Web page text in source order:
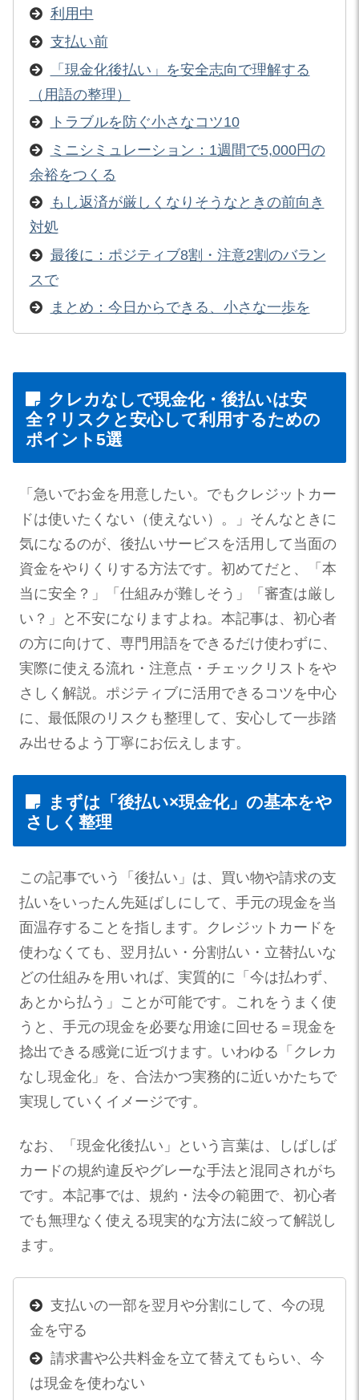
利用中
支払い前
「現金化後払い」を安全志向で理解する
（用語の整理）
トラブルを防ぐ小さなコツ10
ミニシミュレーション：1週間で5,000円の
余裕をつくる
もし返済が厳しくなりそうなときの前向き
対処
最後に：ポジティブ8割・注意2割のバラン
スで
まとめ：今日からできる、小さな一歩を
クレカなしで現金化・後払いは安
全？リスクと安心して利用するための
ポイント5選
「急いでお金を用意したい。でもクレジットカー
ドは使いたくない（使えない）。」そんなときに
気になるのが、後払いサービスを活用して当面の
資金をやりくりする方法です。初めてだと、「本
当に安全？」「仕組みが難しそう」「審査は厳し
い？」と不安になりますよね。本記事は、初心者
の方に向けて、専門用語をできるだけ使わずに、
実際に使える流れ・注意点・チェックリストをや
さしく解説。ポジティブに活用できるコツを中心
に、最低限のリスクも整理して、安心して一歩踏
み出せるよう丁寧にお伝えします。
まずは「後払い×現金化」の基本をや
さしく整理
この記事でいう「後払い」は、買い物や請求の支
払いをいったん先延ばしにして、手元の現金を当
面温存することを指します。クレジットカードを
使わなくても、翌月払い・分割払い・立替払いな
どの仕組みを用いれば、実質的に「今は払わず、
あとから払う」ことが可能です。これをうまく使
うと、手元の現金を必要な用途に回せる＝現金を
捻出できる感覚に近づけます。いわゆる「クレカ
なし現金化」を、合法かつ実務的に近いかたちで
実現していくイメージです。
なお、「現金化後払い」という言葉は、しばしば
カードの規約違反やグレーな手法と混同されがち
です。本記事では、規約・法令の範囲で、初心者
でも無理なく使える現実的な方法に絞って解説し
ます。
支払いの一部を翌月や分割にして、今の現
金を守る
請求書や公共料金を立て替えてもらい、今
は現金を使わない